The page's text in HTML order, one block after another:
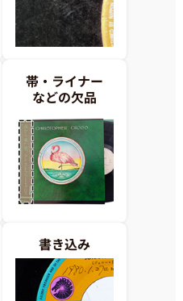
帯・ライナー
などの欠品
書き込み